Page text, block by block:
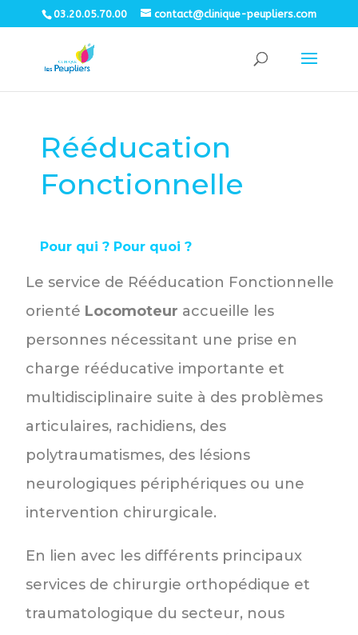
03.20.05.70.00 contact@clinique-peupliers.com
Rééducation
Fonctionnelle
Pour qui ? Pour quoi ?
Le service de Rééducation Fonctionnelle
orienté Locomoteur accueille les
personnes nécessitant une prise en
charge rééducative importante et
multidisciplinaire suite à des problèmes
articulaires, rachidiens, des
polytraumatismes, des lésions
neurologiques périphériques ou une
intervention chirurgicale.
En lien avec les différents principaux
services de chirurgie orthopédique et
traumatologique du secteur, nous